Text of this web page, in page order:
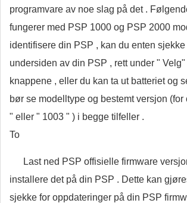
programvare av noe slag på det .
fungerer med PSP 1000 og PSP 2000
identifisere din PSP , kan du enten
undersiden av din PSP , rett under "
knappene , eller du kan ta ut batteriet og
bør se modelltype og bestemt versjon (for
" eller " 1003 " ) i begge tilfeller .
To
Last ned PSP offisielle firmware
installere det på din PSP . Dette kan
sjekke for oppdateringer på din PSP